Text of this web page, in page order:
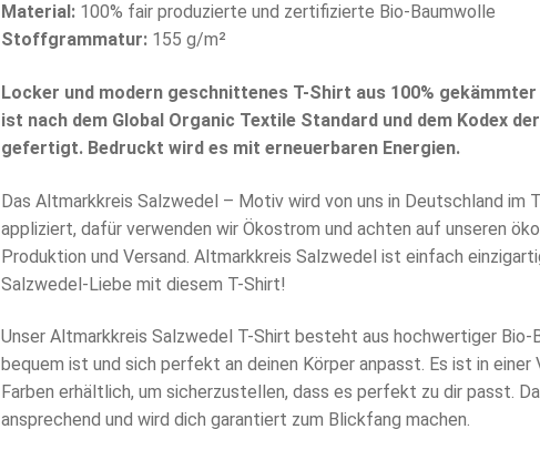
Material: 100% fair produzierte und zertifizierte Bio-Baumwolle
Stoffgrammatur: 155 g/m²
Locker und modern geschnittenes T-Shirt aus 100%
ist nach dem Global Organic Textile Standard und dem Kodex
gefertigt. Bedruckt wird es mit erneuerbaren Energien.
Das Altmarkkreis Salzwedel – Motiv wird von uns in Deutschland im
appliziert, dafür verwenden wir Ökostrom und achten auf unseren
Produktion und Versand. Altmarkkreis Salzwedel ist einfach
Salzwedel-Liebe mit diesem T-Shirt!
Unser Altmarkkreis Salzwedel T-Shirt besteht aus hochwertiger Bio-
bequem ist und sich perfekt an deinen Körper anpasst. Es ist in einer
Farben erhältlich, um sicherzustellen, dass es perfekt zu dir passt.
ansprechend und wird dich garantiert zum Blickfang machen.